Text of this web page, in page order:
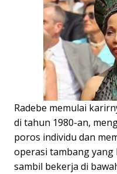
Radebe memulai
di tahun 1980-an,
poros individu dan
operasi tambang yang
sambil bekerja di